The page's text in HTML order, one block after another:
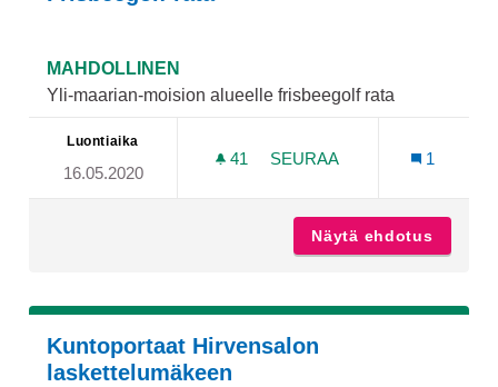
MAHDOLLINEN
Yli-maarian-moision alueelle frisbeegolf rata
Luontiaika
16.05.2020
41 41 SEURAAJAA
SEURAA
1
Näytä ehdotus
Kuntoportaat Hirvensalon
laskettelumäkeen